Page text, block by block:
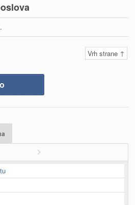
Vrh strane ↑